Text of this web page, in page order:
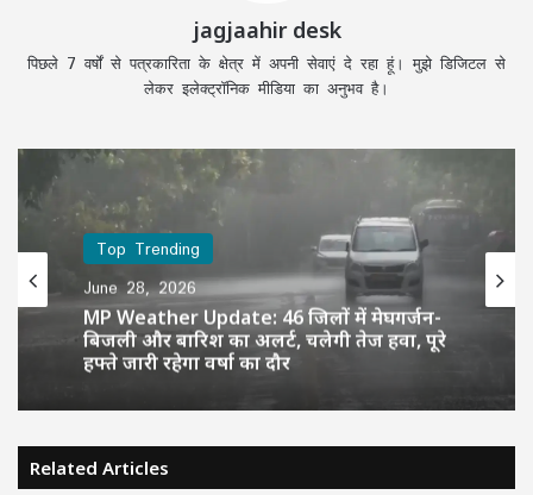
jagjaahir desk
पिछले 7 वर्षों से पत्रकारिता के क्षेत्र में अपनी सेवाएं दे रहा हूं। मुझे डिजिटल से
लेकर इलेक्ट्रॉनिक मीडिया का अनुभव है।
Top Trending
June 28, 2026
MP Weather Update: 46 जिलों में मेघगर्जन-
बिजली और बारिश का अलर्ट, चलेगी तेज हवा, पूरे
हफ्ते जारी रहेगा वर्षा का दौर
Related Articles